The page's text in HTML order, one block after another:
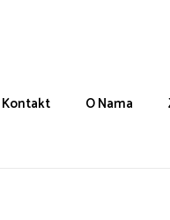
Kontakt O Nama